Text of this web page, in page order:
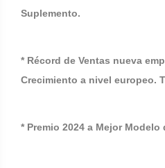
Suplemento.
* Récord de Ventas nueva
Crecimiento a nivel europeo.
* Premio 2024 a Mejor